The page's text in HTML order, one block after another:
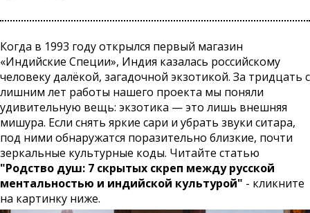
Когда в 1993 году открылся первый магазин
«Индийские Специи», Индия казалась российскому
человеку далёкой, загадочной экзотикой. За тридцать с
лишним лет работы нашего проекта мы поняли
удивительную вещь: экзотика — это лишь внешняя
мишура. Если снять яркие сари и убрать звуки ситара,
под ними обнаружатся поразительно близкие, почти
зеркальные культурные коды. Читайте статью
"Родство душ: 7 скрытых скреп между русской
ментальностью и индийской культурой" - кликните
на картинку ниже.